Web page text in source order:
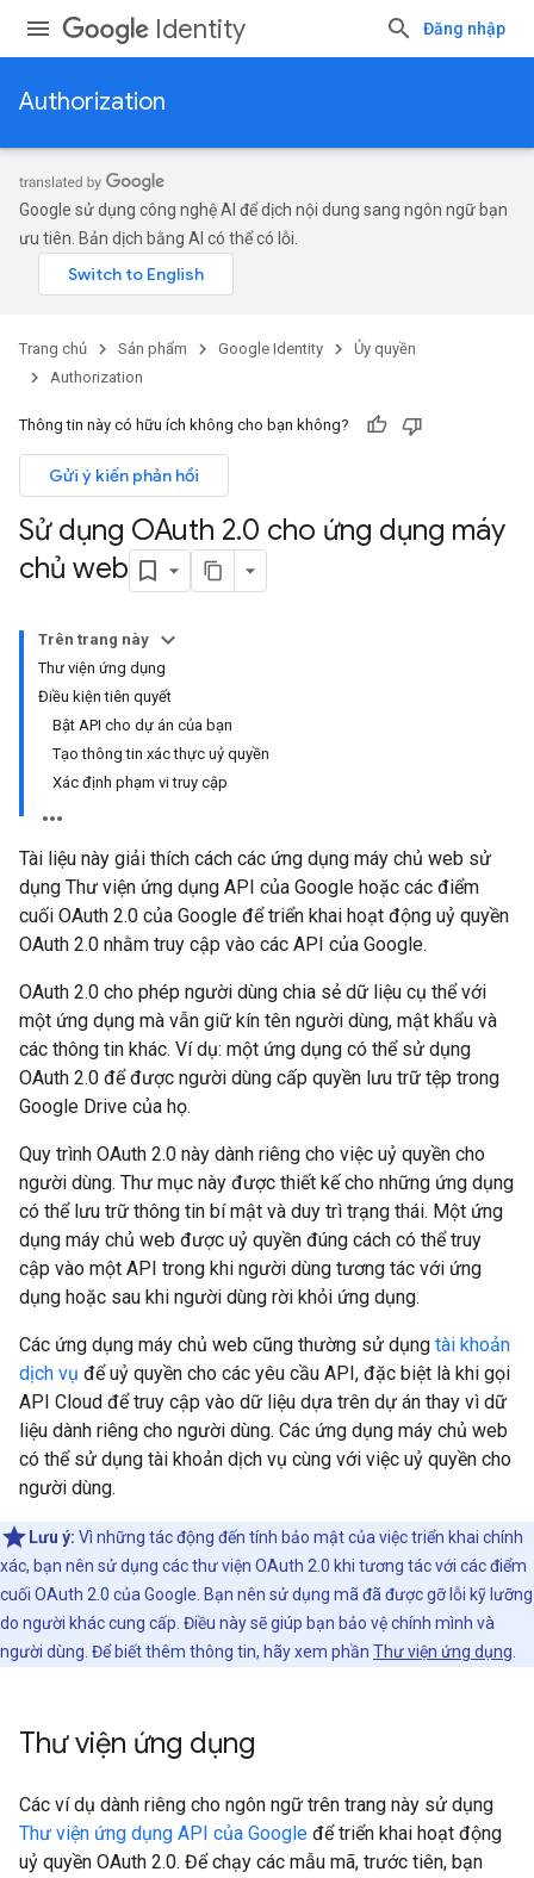
Identity Đăng nhập
Authorization
Google sử dụng công nghệ AI để dịch nội dung sang ngôn ngữ bạn
ưu tiên. Bản dịch bằng AI có thể có lỗi.
Trang chủ Sản phẩm Google Identity
Ủy quyền
Authorization
Thông tin này có hữu ích không cho bạn không?
Gửi ý kiến phản hồi
Sử dụng OAuth 2.0 cho ứng dụng máy
chủ web
Trên trang này
Thư viện ứng dụng
Điều kiện tiên quyết
Bật API cho dự án của bạn
Tạo thông tin xác thực uỷ quyền
Xác định phạm vi truy cập
Tài liệu này giải thích cách các ứng dụng máy chủ web sử
dụng Thư viện ứng dụng API của Google hoặc các điểm
cuối OAuth 2.0 của Google để triển khai hoạt động uỷ quyền
OAuth 2.0 nhằm truy cập vào các API của Google.
OAuth 2.0 cho phép người dùng chia sẻ dữ liệu cụ thể với
một ứng dụng mà vẫn giữ kín tên người dùng, mật khẩu và
các thông tin khác. Ví dụ: một ứng dụng có thể sử dụng
OAuth 2.0 để được người dùng cấp quyền lưu trữ tệp trong
Google Drive của họ.
Quy trình OAuth 2.0 này dành riêng cho việc uỷ quyền cho
người dùng. Thư mục này được thiết kế cho những ứng dụng
có thể lưu trữ thông tin bí mật và duy trì trạng thái. Một ứng
dụng máy chủ web được uỷ quyền đúng cách có thể truy
cập vào một API trong khi người dùng tương tác với ứng
dụng hoặc sau khi người dùng rời khỏi ứng dụng.
Các ứng dụng máy chủ web cũng thường sử dụng tài khoản
dịch vụ để uỷ quyền cho các yêu cầu API, đặc biệt là khi gọi
API Cloud để truy cập vào dữ liệu dựa trên dự án thay vì dữ
liệu dành riêng cho người dùng. Các ứng dụng máy chủ web
có thể sử dụng tài khoản dịch vụ cùng với việc uỷ quyền cho
người dùng.
Lưu ý: Vì những tác động đến tính bảo mật của việc triển khai chính
xác, bạn nên sử dụng các thư viện OAuth 2.0 khi tương tác với các điểm
cuối OAuth 2.0 của Google. Bạn nên sử dụng mã đã được gỡ lỗi kỹ lưỡng
do người khác cung cấp. Điều này sẽ giúp bạn bảo vệ chính mình và
người dùng. Để biết thêm thông tin, hãy xem phần Thư viện ứng dụng
Thư viện ứng dụng
Các ví dụ dành riêng cho ngôn ngữ trên trang này sử dụng
Thư viện ứng dụng API của Google để triển khai hoạt động
uỷ quyền OAuth 2.0. Để chạy các mẫu mã, trước tiên, bạn